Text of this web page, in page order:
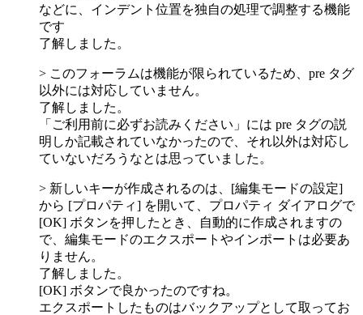
などに、インデント位置を独自の処理で調整する機能
です
了解しました。
> このフォーラムは機能が限られているため、pre タグ
以外には対応していません。
了解しました。
「ご利用前に必ずお読みください」には pre タグの説
明しか記載されていなかったので、それ以外は対応し
ていないだろうなとは思っていました。
> 新しいキーが作成されるのは、[編集モードの設定]
から [プロパティ] を開いて、プロパティ ダイアログで
[OK] ボタンを押したとき、自動的に作成されますの
で、編集モードのエクスポートやインポートは必要あ
りません。
了解しました。
[OK] ボタンで良かったのですね。
エクスポートしたものはバックアップとして取ってお